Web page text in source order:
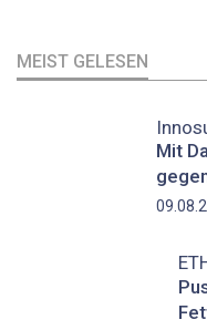
MEIST GELESEN
Mit